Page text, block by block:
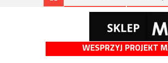
WESPRZYJ PROJEKT